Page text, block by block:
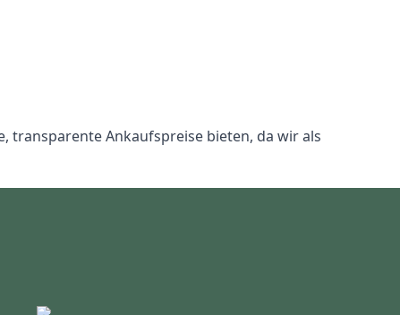
transparente Ankaufspreise bieten, da wir als